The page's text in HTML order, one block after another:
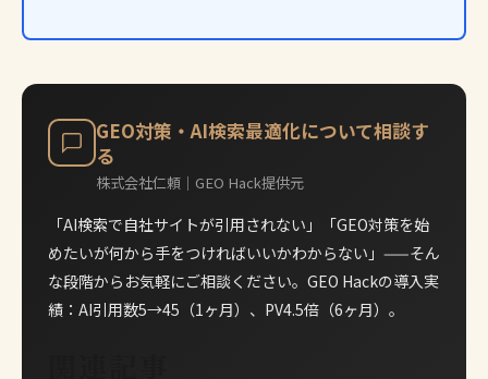
GEO対策・AI検索最適化について相談す
る
株式会社仁頼｜GEO Hack提供元
「AI検索で自社サイトが引用されない」「GEO対策を始
めたいが何から手をつければいいかわからない」——そん
な段階からお気軽にご相談ください。GEO Hackの導入実
績：AI引用数5→45（1ヶ月）、PV4.5倍（6ヶ月）。